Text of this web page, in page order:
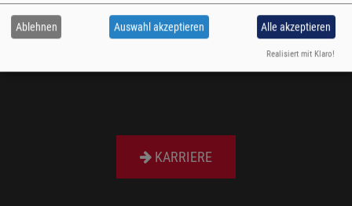
Ausgebildete Maschinenbautechniker
Die Umsetzung ihrer speziellen Anforderungen ist für uns
Alltag. Unsere Experten beraten Sie gerne - auch vor Ort.
KARRIERE
Ablehnen Auswahl akzeptieren Alle akzeptieren
Realisiert mit Klaro!